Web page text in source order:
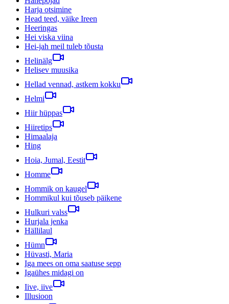
Harja otsimine
Head teed, väike Ireen
Heeringas
Hei viska viina
Hei-jah meil tuleb tõusta
Helinälg
Helisev muusika
Hellad vennad, astkem kokku
Helmi
Hiir hüppas
Hiiretips
Himaalaja
Hing
Hoia, Jumal, Eestit
Homme
Hommik on kaugel
Hommikul kui tõuseb päikene
Hulkuri valss
Hurjala jenka
Hällilaul
Hümn
Hüvasti, Maria
Iga mees on oma saatuse sepp
Igaühes midagi on
Iive, iive
Illusioon